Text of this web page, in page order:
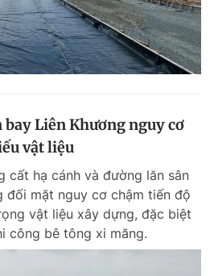
bay Liên Khương nguy cơ
vật liệu
cất hạ cánh và đường lăn sân
đối mặt nguy cơ chậm tiến độ
vật liệu xây dựng, đặc biệt
công bê tông xi măng.